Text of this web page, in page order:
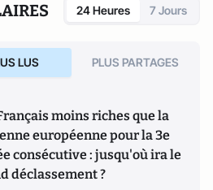
24 Heures 7 Jours
LUS PLUS PARTAGES
moins riches que la
européenne pour la 3e
consécutive : jusqu'où ira le
déclassement ?